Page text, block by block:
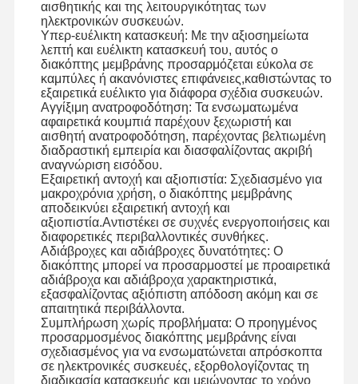
Επισκεψή
Εργοστασίου
Έλεγχος
Ποιότητας
Επικοινωνήσ
Τε Μαζί Μας
Ειδήσεις
Ζητήστε Μια
Προσφορά
Διακόπτης μεμβρανών συνήθειας
Βιομηχανικός διακόπτης μεμβρανών
Εύκαμπτος διακόπτης μεμβρανών
Διακόπτης μεμβρανών PCB
Διακόπτης μεμβρανών FPC
αισθητικής και της λειτουργικότητας των
ηλεκτρονικών συσκευών.
Υπερ-ευέλικτη κατασκευή: Με την αξιοσημείωτα
λεπτή και ευέλικτη κατασκευή του, αυτός ο
διακόπτης μεμβράνης προσαρμόζεται εύκολα σε
καμπύλες ή ακανόνιστες επιφάνειες,καθιστώντας το
εξαιρετικά ευέλικτο για διάφορα σχέδια συσκευών.
Αγγίξιμη ανατροφοδότηση: Τα ενσωματωμένα
αφαιρετικά κουμπιά παρέχουν ξεχωριστή και
αισθητή ανατροφοδότηση, παρέχοντας βελτιωμένη
διαδραστική εμπειρία και διασφαλίζοντας ακριβή
αναγνώριση εισόδου.
Εξαιρετική αντοχή και αξιοπιστία: Σχεδιασμένο για
μακροχρόνια χρήση, ο διακόπτης μεμβράνης
αποδεικνύει εξαιρετική αντοχή και
αξιοπιστία.Αντιστέκει σε συχνές ενεργοποιήσεις και
διαφορετικές περιβαλλοντικές συνθήκες.
Αδιάβροχες και αδιάβροχες δυνατότητες: Ο
διακόπτης μπορεί να προσαρμοστεί με προαιρετικά
αδιάβροχα και αδιάβροχα χαρακτηριστικά,
εξασφαλίζοντας αξιόπιστη απόδοση ακόμη και σε
απαιτητικά περιβάλλοντα.
Συμπλήρωση χωρίς προβλήματα: Ο προηγμένος
προσαρμοσμένος διακόπτης μεμβράνης είναι
σχεδιασμένος για να ενσωματώνεται απρόσκοπτα
σε ηλεκτρονικές συσκευές, εξορθολογίζοντας τη
διαδικασία κατασκευής και μειώνοντας το χρόνο